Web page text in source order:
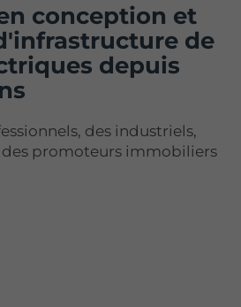
conception et
de
depuis
des industriels,
promoteurs immobiliers